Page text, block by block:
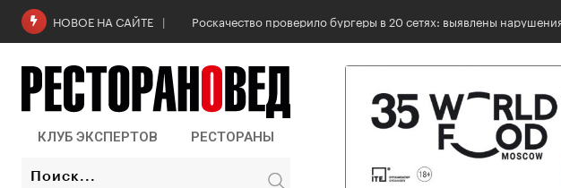
НОВОЕ НА САЙТЕ 6 августа: Всемирный день горчицы
КЛУБ ЭКСПЕРТОВ РЕСТОРАНЫ